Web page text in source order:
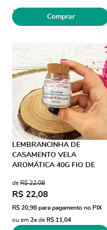
1
Comprar
LEMBRANCINHA DE
CASAMENTO VELA
AROMÁTICA 40G FIO DE
SEM EMB
de R$ 22,08
R$ 22,08
R$ 20,98 para pagamento no PIX
ou em 2x de R$ 11,04